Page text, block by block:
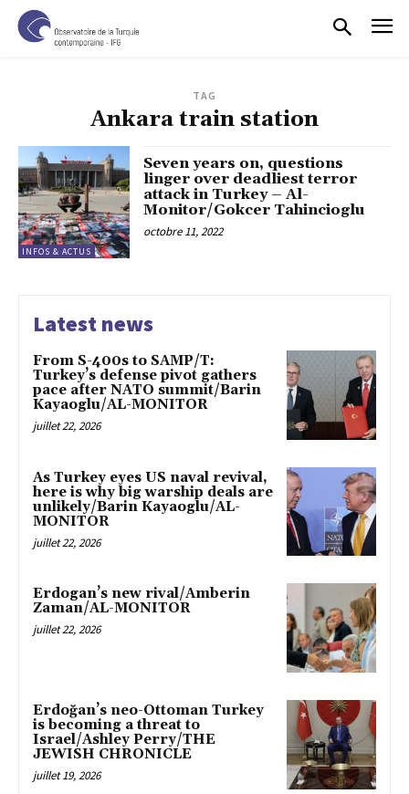
TAG
Ankara train station
INFOS & ACTUS
Seven years on, questions
linger over deadliest terror
attack in Turkey – Al-
Monitor/Gokcer Tahincioglu
octobre 11, 2022
Latest news
From S-400s to SAMP/T:
Turkey’s defense pivot gathers
pace after NATO summit/Barin
Kayaoglu/AL-MONITOR
juillet 22, 2026
As Turkey eyes US naval revival,
here is why big warship deals are
unlikely/Barin Kayaoglu/AL-
MONITOR
juillet 22, 2026
Erdogan’s new rival/Amberin
Zaman/AL-MONITOR
juillet 22, 2026
Erdoğan’s neo-Ottoman Turkey
is becoming a threat to
Israel/Ashley Perry/THE
JEWISH CHRONICLE
juillet 19, 2026